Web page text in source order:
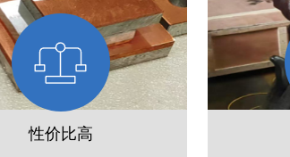
旋流电解用管式钛阳极 金属电
性价比高